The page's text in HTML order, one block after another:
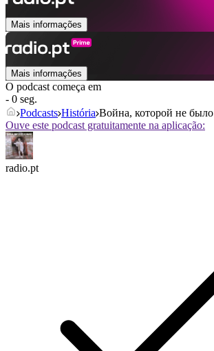
Mais informações
Mais informações
O podcast começa em
- 0 seg.
Podcasts História Война, которой не было
Ouve este podcast gratuitamente na aplicação:
radio.pt